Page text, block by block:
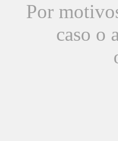
Por
caso o